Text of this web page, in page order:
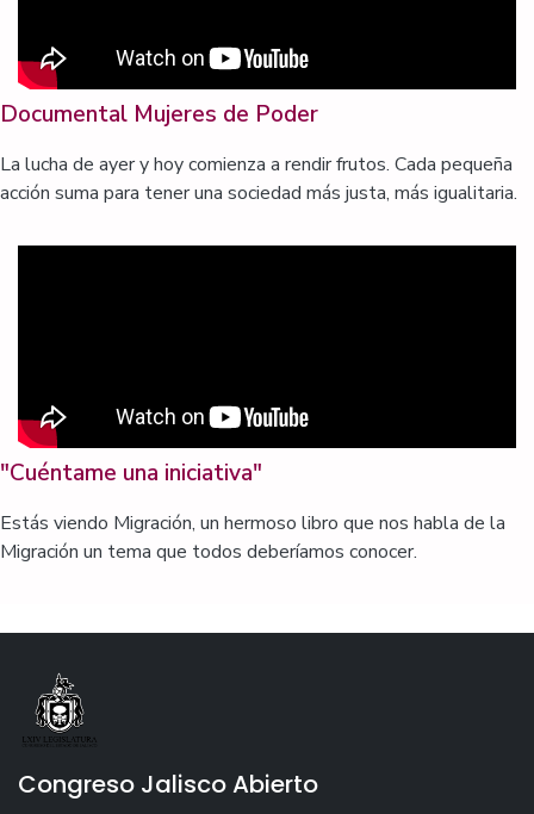
Documental Mujeres de Poder
La lucha de ayer y hoy comienza a rendir frutos. Cada pequeña
acción suma para tener una sociedad más justa, más igualitaria.
"Cuéntame una iniciativa"
Estás viendo Migración, un hermoso libro que nos habla de la
Migración un tema que todos deberíamos conocer.
Congreso Jalisco Abierto